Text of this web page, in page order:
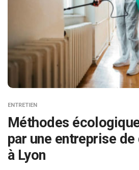
ENTRETIEN
Méthodes
par une entreprise
à Lyon